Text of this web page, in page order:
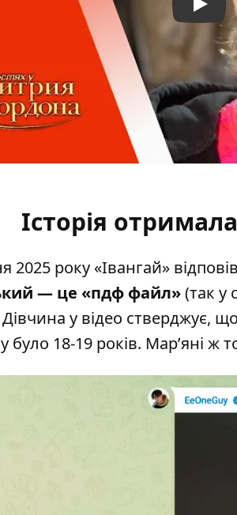
Play
Історія
2025 року «Івангай»
— це «пдф файл»(так у
у відео стверджує,
було 18-19 років. Мар’яні ж